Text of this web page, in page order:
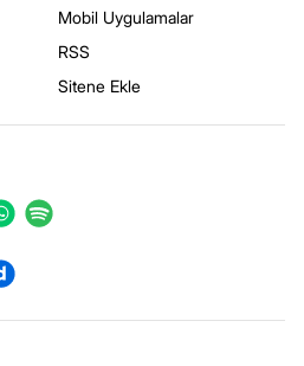
Mobil Uygulamalar
RSS
Sitene Ekle